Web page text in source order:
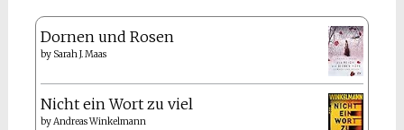
Dornen und Rosen
by Sarah J. Maas
Nicht ein Wort zu viel
byAndreas Winkelmann